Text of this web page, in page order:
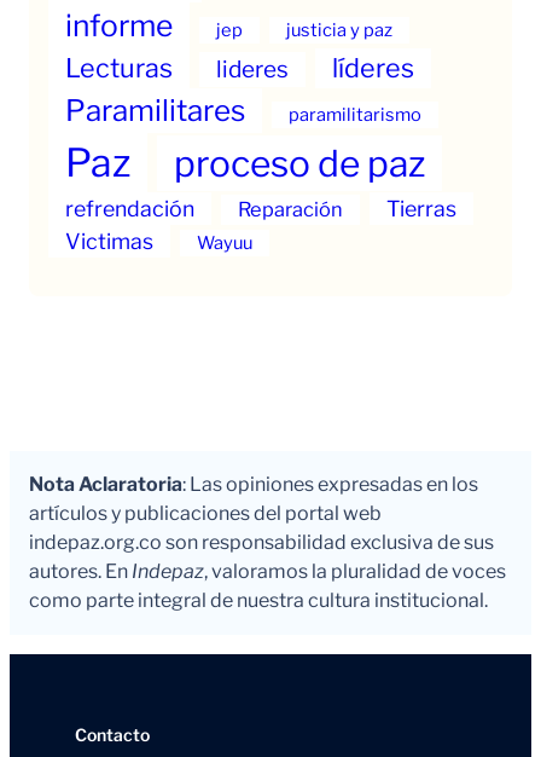
informe jep justicia y paz
Lecturas lideres líderes
Paramilitares paramilitarismo
Paz proceso de paz
refrendación Reparación
Tierras
Victimas
Wayuu
Nota Aclaratoria: Las opiniones expresadas en los
artículos y publicaciones del portal web
indepaz.org.co son responsabilidad exclusiva de sus
autores. En Indepaz, valoramos la pluralidad de voces
como parte integral de nuestra cultura institucional.
Contacto